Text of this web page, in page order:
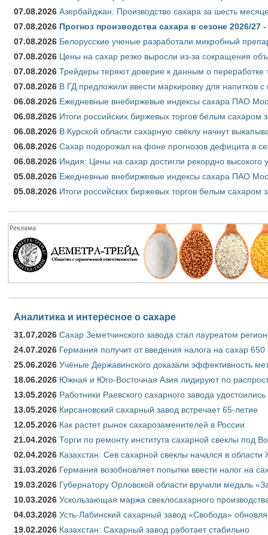
07.08.2026 Азербайджан: Производство сахара за шесть
07.08.2026 Прогноз производства сахара в сезоне 2026/
07.08.2026 Белорусские ученые разработали микробный
07.08.2026 Цены на сахар резко выросли из-за сокращения
07.08.2026 Трейдеры теряют доверие к данным о переработке
07.08.2026 В ГД предложили ввести маркировку для напитков
06.08.2026 Ежедневные внебиржевые индексы сахара ПАО
06.08.2026 Итоги российских биржевых торгов белым сахаром
06.08.2026 В Курской области сахарную свёклу начнут
06.08.2026 Сахар подорожал на фоне прогнозов дефицита в
06.08.2026 Индия: Цены на сахар достигли рекордно высокого
05.08.2026 Ежедневные внебиржевые индексы сахара ПАО
05.08.2026 Итоги российских биржевых торгов белым сахаром
Аналитика и интересное о сахаре
31.07.2026 Сахар Земетчинского завода стал лауреатом
24.07.2026 Германия получит от введения налога на сахар
25.06.2026 Учёные Державинского доказали эффективность
18.06.2026 Южная и Юго-Восточная Азия лидируют по
13.05.2026 Работники Раевского сахарного завода удостоились
13.05.2026 Кирсановский сахарный завод встречает 65-летие
12.05.2026 Как растет рынок сахарозаменителей в России
21.04.2026 Торги по ремонту института сахарной свеклы под
02.04.2026 Казахстан: Сев сахарной свеклы начался в области
31.03.2026 Германия возобновляет попытки ввести налог на
19.03.2026 Губернатору Орловской области вручили медаль
10.03.2026 Ускользающая маржа свеклосахарного
04.03.2026 Усть-Лабинский сахарный завод «Свобода»
19.02.2026 Казахстан: Сахарный завод работает стабильно